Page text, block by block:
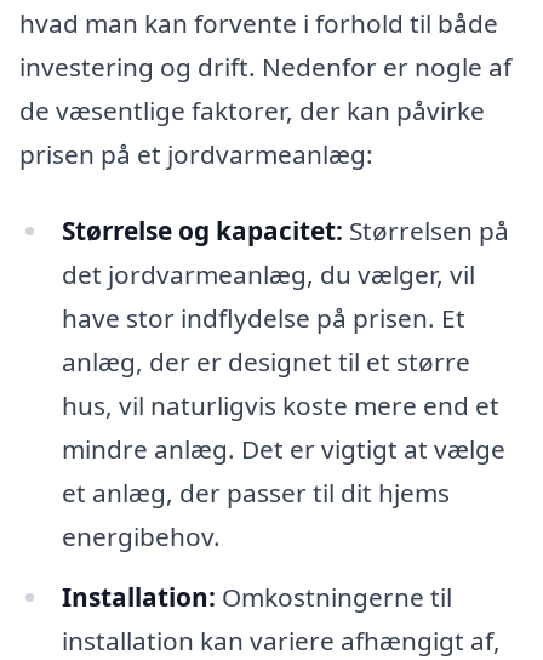
hvad man kan forvente i forhold til både
investering og drift. Nedenfor er nogle af
de væsentlige faktorer, der kan påvirke
prisen på et jordvarmeanlæg:
Størrelse og kapacitet: Størrelsen på
det jordvarmeanlæg, du vælger, vil
have stor indflydelse på prisen. Et
anlæg, der er designet til et større
hus, vil naturligvis koste mere end et
mindre anlæg. Det er vigtigt at vælge
et anlæg, der passer til dit hjems
energibehov.
Installation: Omkostningerne til
installation kan variere afhængigt af,